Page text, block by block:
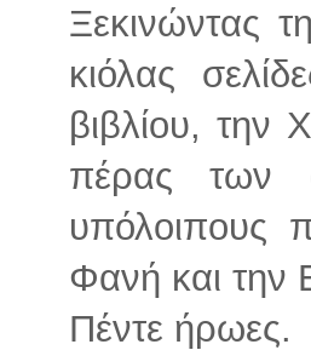
Ξεκινώντας
κιόλας
βιβλίου, την
πέρας των
υπόλοιπους
Φανή και την
Πέντε ήρωες.